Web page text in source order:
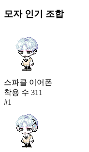
모자인기 조합
스파클 이어폰
착용 수 311
#1